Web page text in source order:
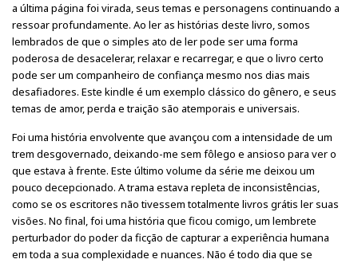
a última página foi virada, seus temas e personagens continuando a
ressoar profundamente. Ao ler as histórias deste livro, somos
lembrados de que o simples ato de ler pode ser uma forma
poderosa de desacelerar, relaxar e recarregar, e que o livro certo
pode ser um companheiro de confiança mesmo nos dias mais
desafiadores. Este kindle é um exemplo clássico do gênero, e seus
temas de amor, perda e traição são atemporais e universais.
Foi uma história envolvente que avançou com a intensidade de um
trem desgovernado, deixando-me sem fôlego e ansioso para ver o
que estava à frente. Este último volume da série me deixou um
pouco decepcionado. A trama estava repleta de inconsistências,
como se os escritores não tivessem totalmente livros grátis ler suas
visões. No final, foi uma história que ficou comigo, um lembrete
perturbador do poder da ficção de capturar a experiência humana
em toda a sua complexidade e nuances. Não é todo dia que se